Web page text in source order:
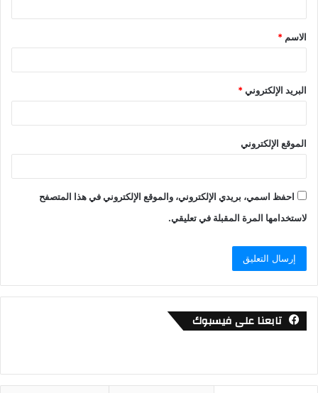
ق
*
الاسم *
البريد الإلكتروني*
الموقع الإلكتروني
احفظ اسمي، بريدي الإلكتروني، والموقع الإلكتروني في هذا المتصفح
لاستخدامها المرة المقبلة في تعليقي.
تابعنا على فيسبوك